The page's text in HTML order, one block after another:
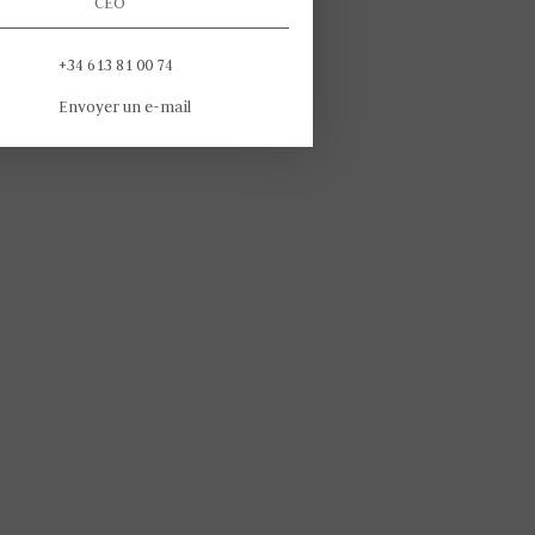
+34 613 81 00 74
Envoyer un e-mail